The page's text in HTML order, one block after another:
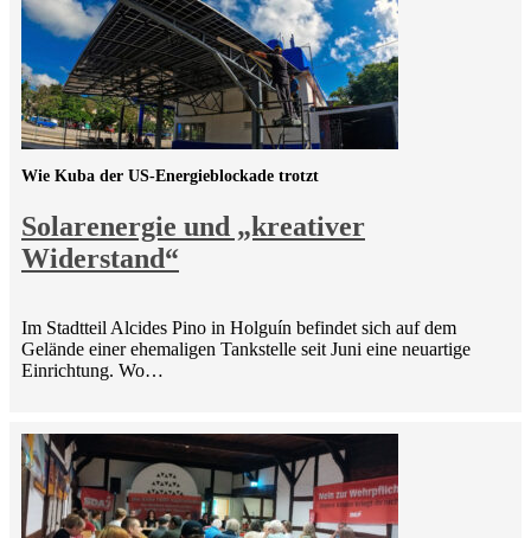
Solarenergie und „kreativer
Widerstand“
Wie Kuba der US-Energieblockade trotzt
Im Stadtteil Alcides Pino in Holguín befindet sich auf dem
Gelände einer ehemaligen Tankstelle seit Juni eine neuartige
Einrichtung. Wo…